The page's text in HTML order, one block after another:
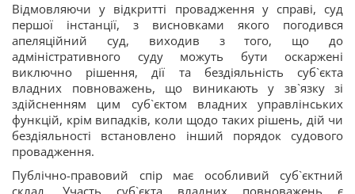
Відмовляючи у відкритті провадження у справі, суд
першої інстанції, з висновками якого погодився
апеляційний суд, виходив з того, що до
адміністративного суду можуть бути оскаржені
виключно рішення, дії та бездіяльність суб`єкта
владних повноважень, що виникають у зв`язку зі
здійсненням цим суб`єктом владних управлінських
функцій, крім випадків, коли щодо таких рішень, дій чи
бездіяльності встановлено інший порядок судового
провадження.
Публічно-правовий спір має особливий суб`єктний